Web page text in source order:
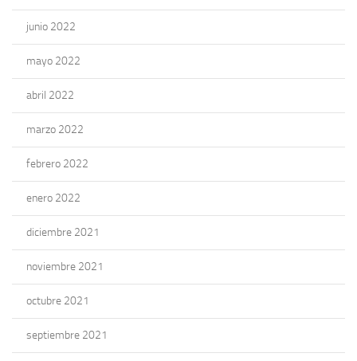
junio 2022
mayo 2022
abril 2022
marzo 2022
febrero 2022
enero 2022
diciembre 2021
noviembre 2021
octubre 2021
septiembre 2021